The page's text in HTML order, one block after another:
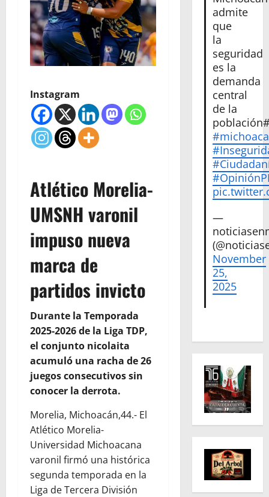
Instagram
Atlético Morelia-
UMSNH varonil
impuso nueva
marca de
partidos invicto
Durante la Temporada
2025-2026 de la Liga TDP,
el conjunto nicolaita
acumuló una racha de 26
juegos consecutivos sin
conocer la derrota.
Morelia, Michoacán,44.- El
Atlético Morelia-
Universidad Michoacana
varonil firmó una histórica
segunda temporada en la
Liga de Tercera División
admite
que
la
seguridad
es la
demanda
central
de la
—
November
25,
2025